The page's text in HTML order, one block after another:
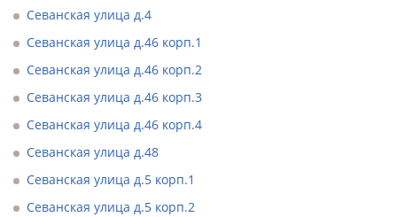
Севанская улица д.4
Севанская улица д.46 корп.1
Севанская улица д.46 корп.2
Севанская улица д.46 корп.3
Севанская улица д.46 корп.4
Севанская улица д.48
Севанская улица д.5 корп.1
Севанская улица д.5 корп.2